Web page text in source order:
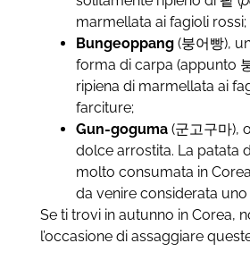
marmellata ai fagioli rossi;
Bungeoppang(붕어빵),
forma di carpa (appunto
ripiena di marmellata ai
farciture;
Gun-goguma(군고구마),
dolce arrostita. La patata
molto consumata in
da venire considerata uno
Se ti trovi in autunno in Corea,
l’occasione di assaggiare